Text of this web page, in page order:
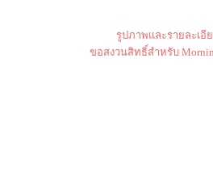
รูปภาพและรายละเอี
ขอสงวนสิทธิ์สำหรับ